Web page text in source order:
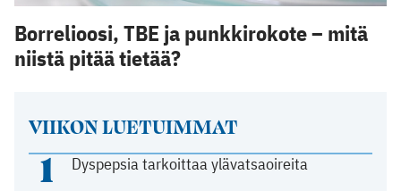
VIIKON LUETUIMMAT
1 Dyspepsia tarkoittaa ylävatsaoireita
Borrelioosi, TBE ja punkkirokote – mitä
niistä pitää tietää?